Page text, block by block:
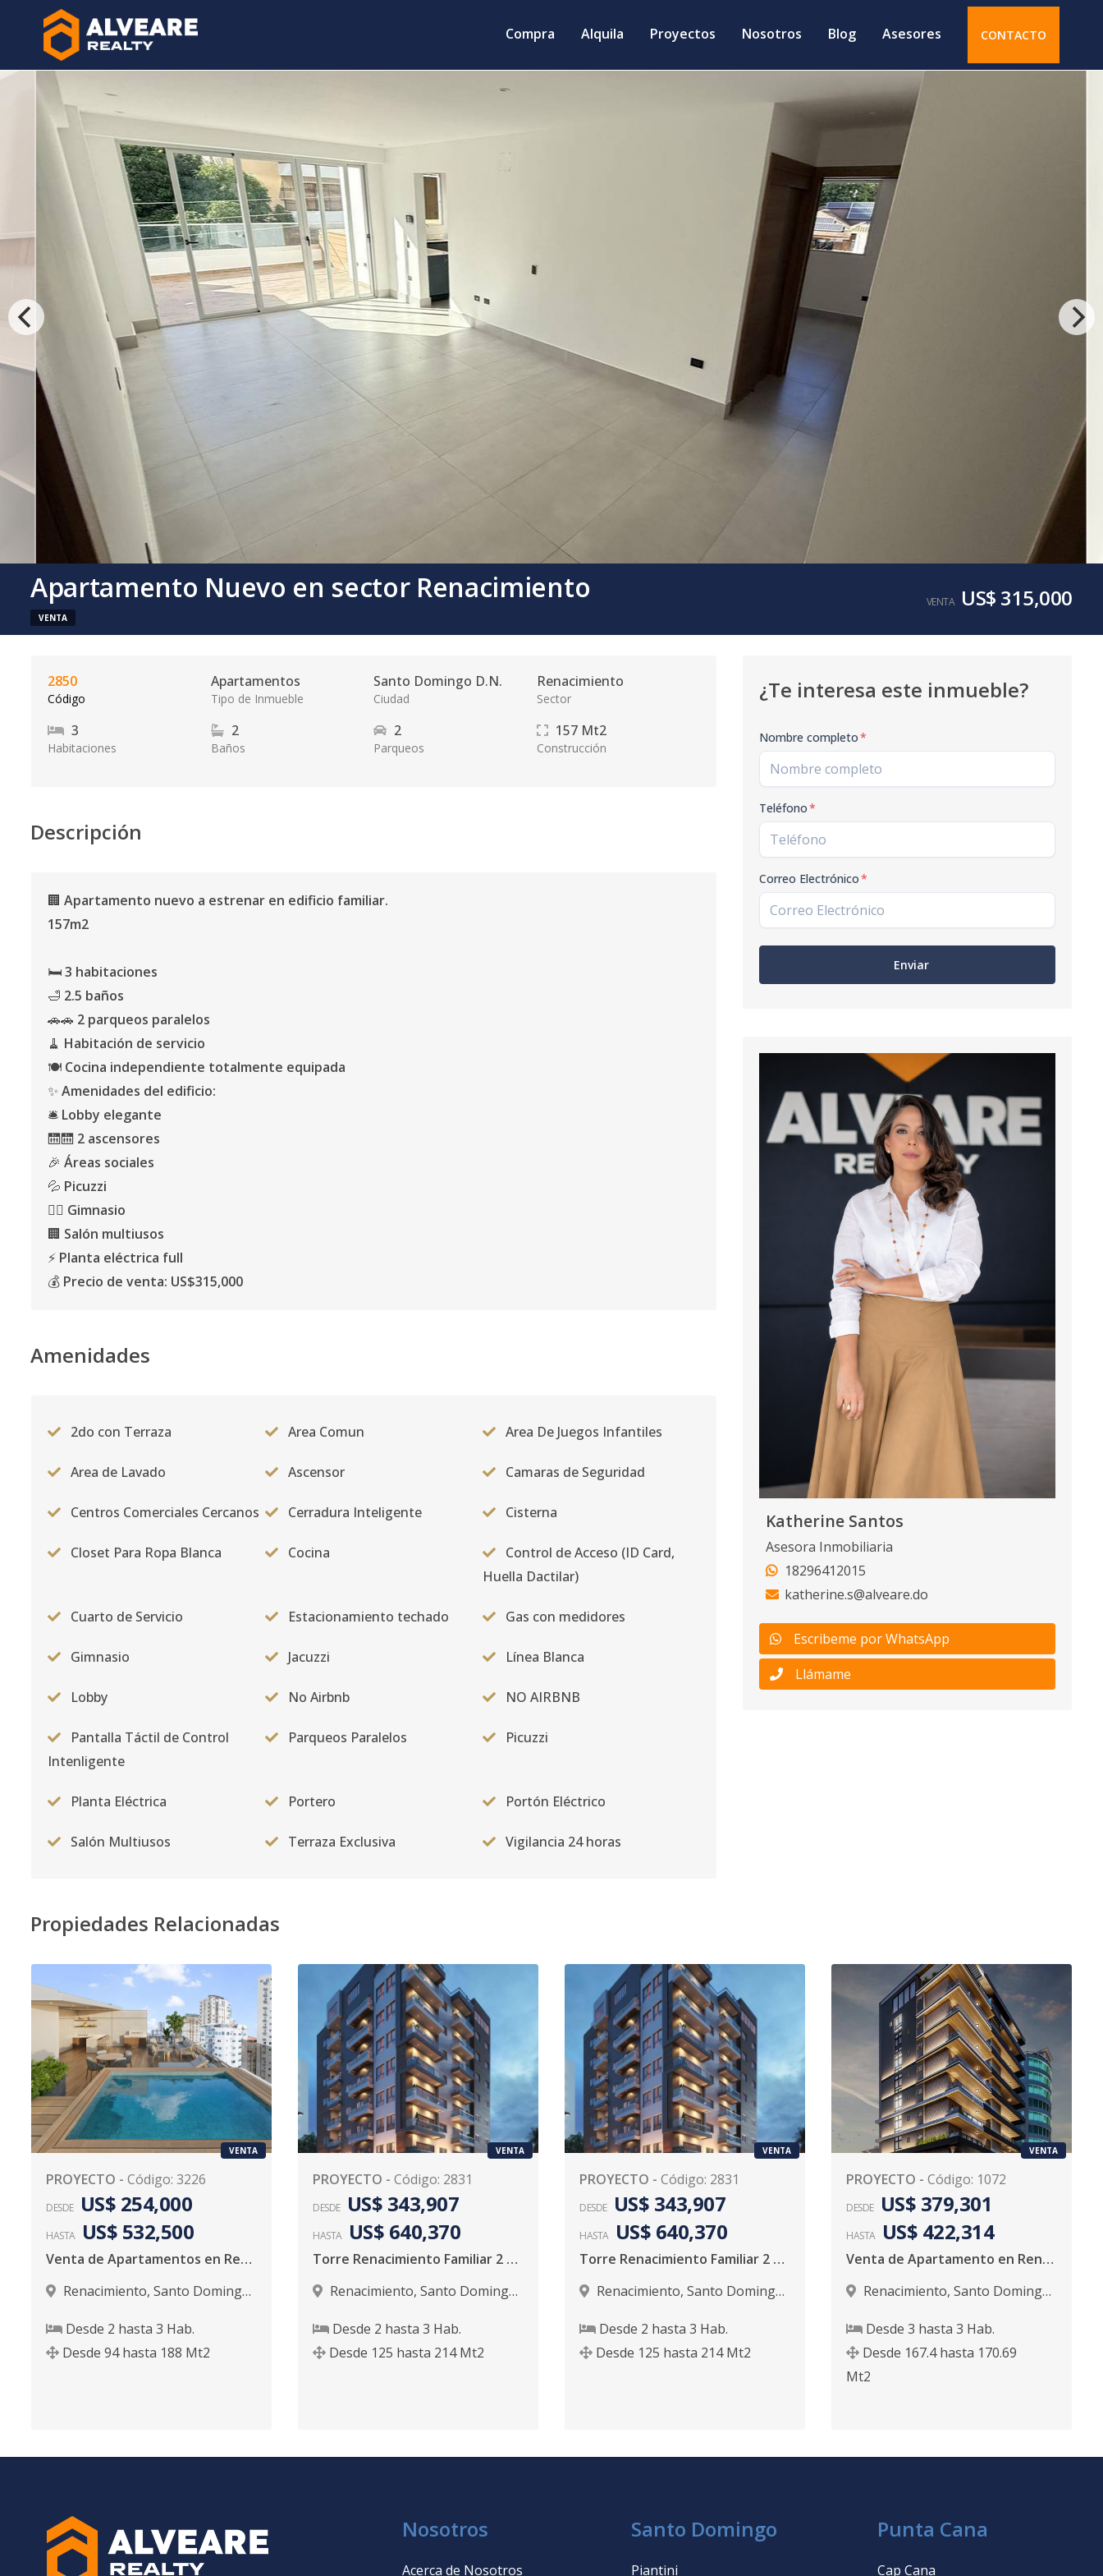
Compra Alquila Proyectos Nosotros Blog Asesores CONTACTO
Apartamento Nuevo en sector Renacimiento
VENTA
VENTA US$ 315,000
2850
Código
Apartamentos
Tipo de Inmueble
Santo Domingo D.N.
Ciudad
Renacimiento
Sector
3
Habitaciones
2
Baños
2
Parqueos
157 Mt2
Construcción
Descripción
🏢 Apartamento nuevo a estrenar en edificio familiar.
157m2
🛏️3 habitaciones
🛁 2.5 baños
🚗🚗 2 parqueos paralelos
🧹 Habitación de servicio
🍽️ Cocina independiente totalmente equipada
✨ Amenidades del edificio:
🛎️ Lobby elegante
🛗🛗 2 ascensores
🎉 Áreas sociales
💦 Picuzzi
🏋️‍♀️ Gimnasio
🏢 Salón multiusos
⚡ Planta eléctrica full
💰 Precio de venta: US$315,000
Amenidades
2do con Terraza Area Comun Area De Juegos Infantiles
Area de Lavado Ascensor Camaras de Seguridad
Centros Comerciales Cercanos Cerradura Inteligente Cisterna
Closet Para Ropa Blanca Cocina
Control de Acceso (ID Card,
Huella Dactilar)
Cuarto de Servicio Estacionamiento techado Gas con medidores
Gimnasio Jacuzzi Línea Blanca
Lobby No Airbnb NO AIRBNB
Pantalla Táctil de Control
Intenligente
Parqueos Paralelos Picuzzi
Planta Eléctrica Portero Portón Eléctrico
Salón Multiusos Terraza Exclusiva Vigilancia 24 horas
¿Te interesa este inmueble?
Nombre completo*
Teléfono*
Correo Electrónico*
Enviar
Katherine Santos
Asesora Inmobiliaria
18296412015
katherine.s@alveare.do
Escribeme por WhatsApp
Llámame
Propiedades Relacionadas
VENTA
PROYECTO - Código: 3226
DESDE US$ 254,000
HASTA US$ 532,500
Venta de Apartamentos en Renacimiento
Renacimiento, Santo Domingo
Desde 2 hasta 3 Hab.
Desde 94 hasta 188 Mt2
VENTA
PROYECTO - Código: 2831
DESDE US$ 343,907
HASTA US$ 640,370
Torre Renacimiento Familiar 2 y 3 Habitaciones
Renacimiento, Santo Domingo
Desde 2 hasta 3 Hab.
Desde 125 hasta 214 Mt2
VENTA
PROYECTO - Código: 2831
DESDE US$ 343,907
HASTA US$ 640,370
Torre Renacimiento Familiar 2 y 3 Habitaciones
Renacimiento, Santo Domingo
Desde 2 hasta 3 Hab.
Desde 125 hasta 214 Mt2
VENTA
PROYECTO - Código: 1072
DESDE US$ 379,301
HASTA US$ 422,314
Venta de Apartamento en Renacimiento
Renacimiento, Santo Domingo
Desde 3 hasta 3 Hab.
Desde 167.4 hasta 170.69
Mt2
Nosotros
Acerca de Nosotros
Santo Domingo
Piantini
Punta Cana
Cap Cana